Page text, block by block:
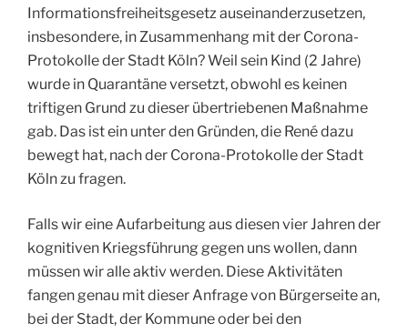
Informationsfreiheitsgesetz auseinanderzusetzen,
insbesondere, in Zusammenhang mit der Corona-
Protokolle der Stadt Köln? Weil sein Kind (2 Jahre)
wurde in Quarantäne versetzt, obwohl es keinen
triftigen Grund zu dieser übertriebenen Maßnahme
gab. Das ist ein unter den Gründen, die René dazu
bewegt hat, nach der Corona-Protokolle der Stadt
Köln zu fragen.
Falls wir eine Aufarbeitung aus diesen vier Jahren der
kognitiven Kriegsführung gegen uns wollen, dann
müssen wir alle aktiv werden. Diese Aktivitäten
fangen genau mit dieser Anfrage von Bürgerseite an,
bei der Stadt, der Kommune oder bei den